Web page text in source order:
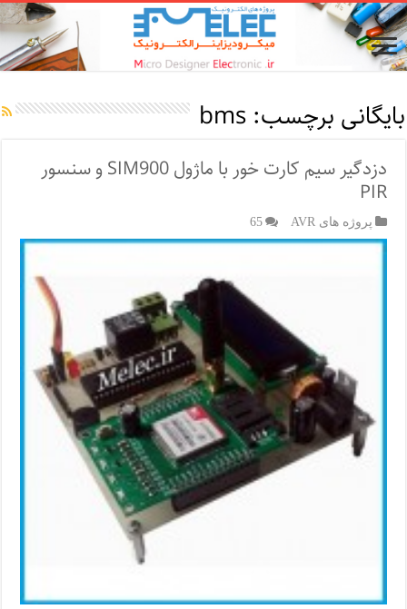
بایگانی برچسب:bms
دزدگیر سیم کارت خور با ماژول SIM900 و سنسور
PIR
پروژه های AVR 65